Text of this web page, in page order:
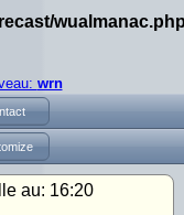
wrn
au: 16:20